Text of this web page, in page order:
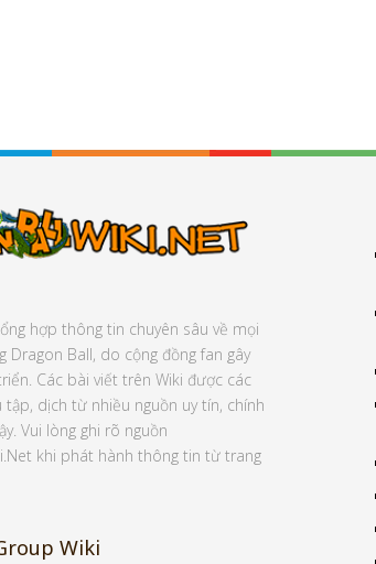
hợp thông tin chuyên sâu về mọi
Dragon Ball, do cộng đồng fan gây
Các bài viết trên Wiki được các
tập, dịch từ nhiều nguồn uy tín, chính
Vui lòng ghi rõ nguồn
khi phát hành thông tin từ trang
Wiki